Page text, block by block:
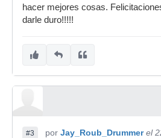
hacer mejores cosas.
darle duro!!!!!
#3 por Jay_Roub_Drummer el